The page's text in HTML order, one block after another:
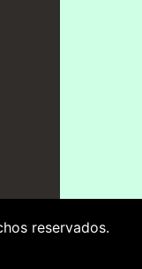
reservados.